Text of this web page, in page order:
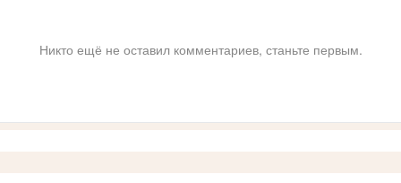
Никто ещё не оставил комментариев, станьте первым.